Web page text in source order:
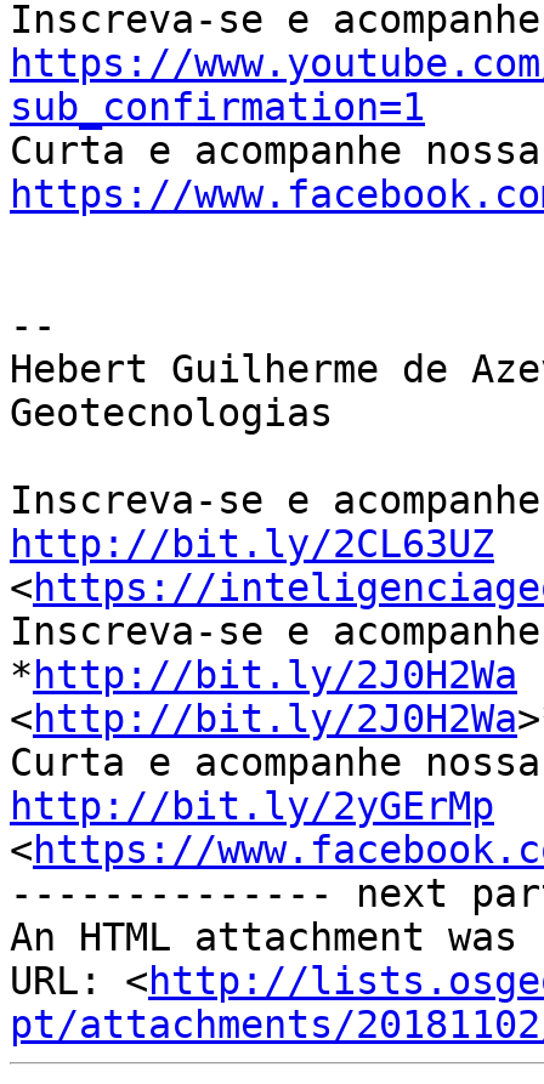
https://www.youtube.com/
sub_confirmation=1
https://
--
Hebert Guilherme de
Geotecnologias
http://bit.ly/2CL63UZ
<https://
Inscreva-se e
* http://bit.ly/2J0H2Wa
<http://bit.ly/2J0H2Wa
http://bit.ly/2yGErMp
<https://
-------------- next
An HTML attachment
URL: <http://
pt/attachments/